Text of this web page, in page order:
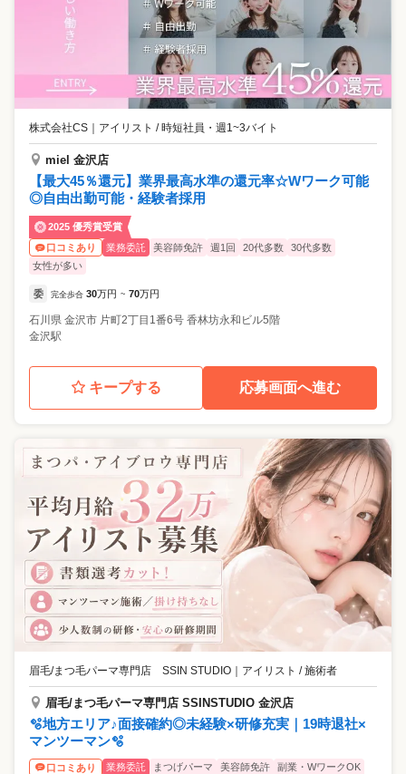
株式会社CS アイリスト / 時短社員・週1~3バイト
miel 金沢店
【最大45％還元】業界最高水準の還元率☆Wワーク可能
◎自由出勤可能・経験者採用
2025 優秀賞受賞
口コミあり
業務委託 美容師免許 週1回 20代多数
30代多数
女性が多い
委 完全歩合 30万円 ~ 70万円
石川県 金沢市 片町2丁目1番6号 香林坊永和ビル5階
金沢駅
キープする 応募画面へ進む
眉毛/まつ毛パーマ専門店 SSIN STUDIO ｜ アイリスト / 施術者
眉毛/まつ毛パーマ専門店 SSINSTUDIO 金沢店
🫧地方エリア♪面接確約◎未経験×研修充実｜19時退社×
マンツーマン🫧
口コミあり 業務委託 まつげパーマ 美容師免許
副業・WワークOK